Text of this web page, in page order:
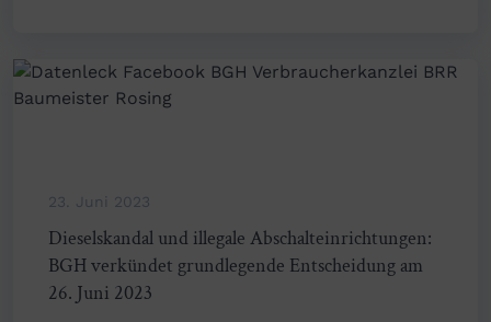
23. Juni 2023
Dieselskandal und illegale Abschalteinrichtungen:
BGH verkündet grundlegende Entscheidung am
26. Juni 2023